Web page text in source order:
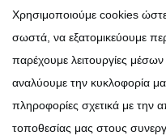
atticadps
Χρησιμοποιούμε cookies
σωστά, να εξατομικεύουμε
παρέχουμε λειτουργίες
αναλύουμε την κυκλοφορία
πληροφορίες σχετικά με την
τοποθεσίας μας στους